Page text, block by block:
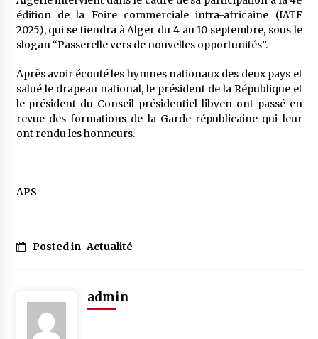
algérien)
5 ans ago
touareg)
5 ans ago
Un conte targui/ Quand la tête est vide
édition de la Foire commerciale intra-africaine (IATF
2025), qui se tiendra à Alger du 4 au 10 septembre, sous le
slogan “Passerelle vers de nouvelles opportunités”.
Après avoir écouté les hymnes nationaux des deux pays et
salué le drapeau national, le président de la République et
le président du Conseil présidentiel libyen ont passé en
revue des formations de la Garde républicaine qui leur
ont rendu les honneurs.
APS
Posted in Actualité
admin